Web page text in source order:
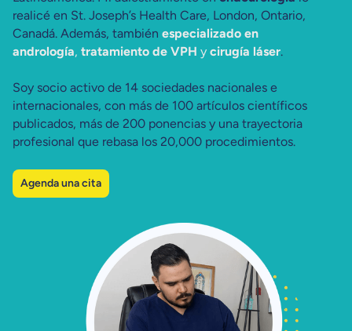
realicé en St. Joseph’s Health Care, London, Ontario,
Canadá. Además, también especializado en
andrología, tratamiento de VPH y cirugía láser.
Soy socio activo de 14 sociedades nacionales e
internacionales, con más de 100 artículos científicos
publicados, más de 200 ponencias y una trayectoria
profesional que rebasa los 20,000 procedimientos.
Agenda una cita